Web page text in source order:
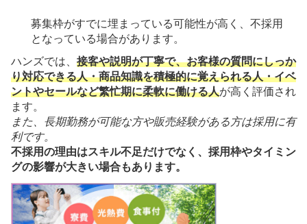
募集枠がすでに埋まっている可能性が高く、不採用
となっている場合があります。
ハンズでは、 接客や説明が丁寧で、お客様の質問にしっか
り対応できる人・商品知識を積極的に覚えられる人・イベ
ントやセールなど繁忙期に柔軟に働ける人が高く評価され
ます。
また、長期勤務が可能な方や販売経験がある方は採用に有
利です。
不採用の理由はスキル不足だけでなく、採用枠やタイミン
グの影響が大きい場合もあります。